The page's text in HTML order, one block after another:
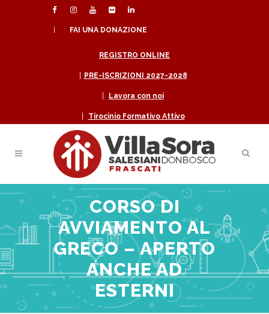
FAI UNA DONAZIONE
REGISTRO ONLINE
PRE-ISCRIZIONI 2027-2028
Lavora con noi
Tirocinio Formativo Attivo
CORSO DI
AVVIAMENTO AL
GRECO – APERTO
ANCHE AD
ESTERNI